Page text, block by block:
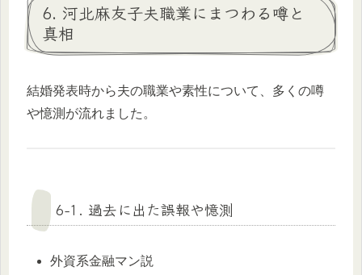
6. 河北麻友子夫職業にまつわる噂と
真相
結婚発表時から夫の職業や素性について、多くの噂
や憶測が流れました。
6-1. 過去に出た誤報や憶測
外資系金融マン説